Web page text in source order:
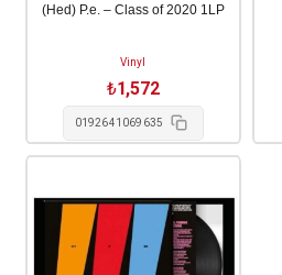
(Hed) P.e. – Class of 2020 1LP
Vinyl
₺1,572
0192641069635